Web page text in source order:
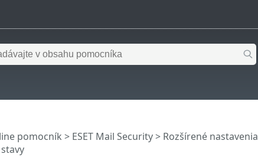
pomocník > ESET Mail Security> Rozšírené nastavenia